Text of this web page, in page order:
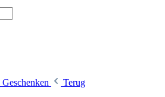
Geschenken
Terug